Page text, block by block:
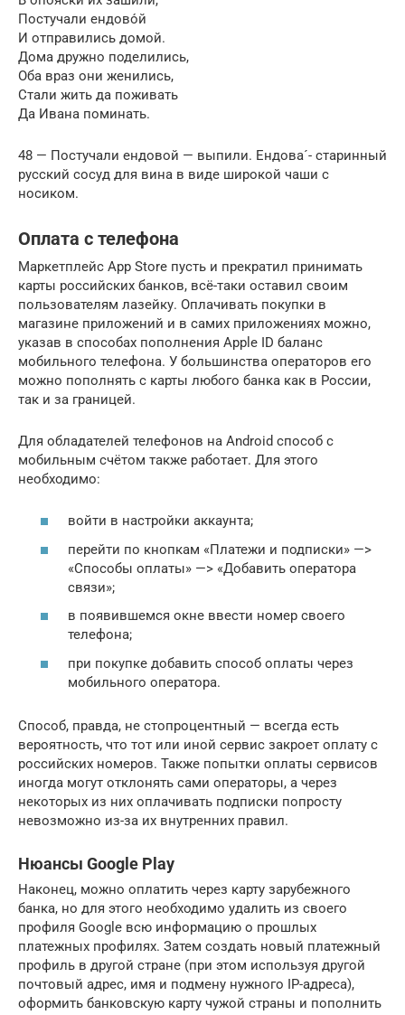
Постучали ендово́й
И отправились домой.
Дома дружно поделились,
Оба враз они женились,
Стали жить да поживать
Да Ивана поминать.
48 — Постучали ендовой — выпили. Ендова´- старинный
русский сосуд для вина в виде широкой чаши с
носиком.
Оплата с телефона
Маркетплейс App Store пусть и прекратил принимать
карты российских банков, всё-таки оставил своим
пользователям лазейку. Оплачивать покупки в
магазине приложений и в самих приложениях можно,
указав в способах пополнения Apple ID баланс
мобильного телефона. У большинства операторов его
можно пополнять с карты любого банка как в России,
так и за границей.
Для обладателей телефонов на Android способ с
мобильным счётом также работает. Для этого
необходимо:
войти в настройки аккаунта;
перейти по кнопкам «Платежи и подписки» —>
«Способы оплаты» —> «Добавить оператора
связи»;
в появившемся окне ввести номер своего
телефона;
при покупке добавить способ оплаты через
мобильного оператора.
Способ, правда, не стопроцентный — всегда есть
вероятность, что тот или иной сервис закроет оплату с
российских номеров. Также попытки оплаты сервисов
иногда могут отклонять сами операторы, а через
некоторых из них оплачивать подписки попросту
невозможно из-за их внутренних правил.
Нюансы Google Play
Наконец, можно оплатить через карту зарубежного
банка, но для этого необходимо удалить из своего
профиля Google всю информацию о прошлых
платежных профилях. Затем создать новый платежный
профиль в другой стране (при этом используя другой
почтовый адрес, имя и подмену нужного IP-адреса),
оформить банковскую карту чужой страны и пополнить